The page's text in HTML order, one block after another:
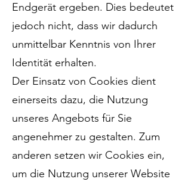
Endgerät ergeben. Dies bedeutet
jedoch nicht, dass wir dadurch
unmittelbar Kenntnis von Ihrer
Identität erhalten.
Der Einsatz von Cookies dient
einerseits dazu, die Nutzung
unseres Angebots für Sie
angenehmer zu gestalten. Zum
anderen setzen wir Cookies ein,
um die Nutzung unserer Website